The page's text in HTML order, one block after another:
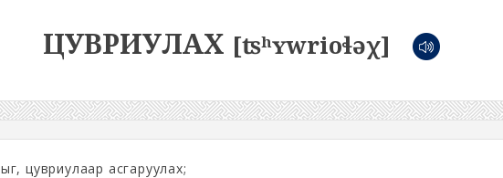
ЦУВРИУЛАХ [ʦʰʏwrioɬəχ]
цувриулаар асгаруулах;